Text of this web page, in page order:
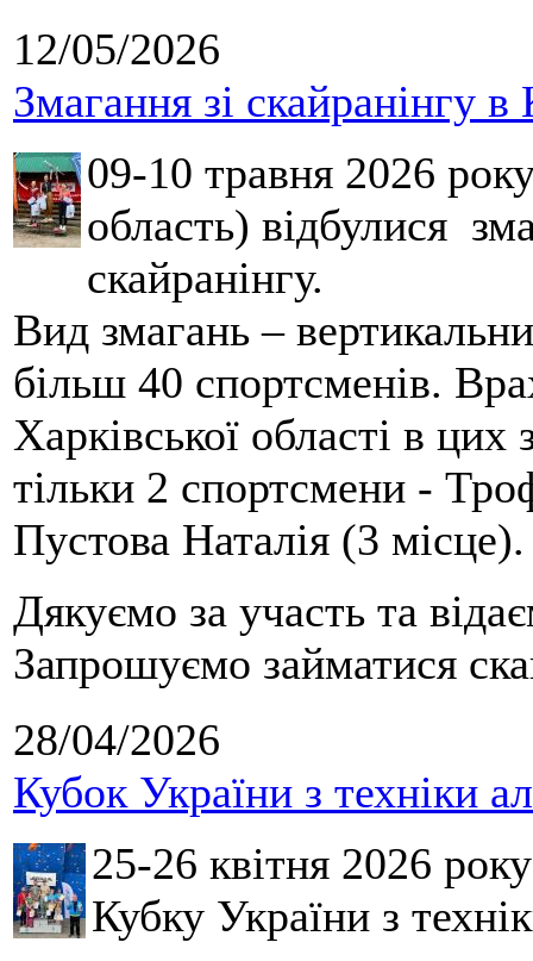
12/05/2026
Змагання зі скайранінгу в
09-10 травня 2026
область) відбулися
скайранінгу.
Вид змагань –
більш 40 спортсменів.
Харківської області в
тільки 2 спортсмени -
Пустова Наталія (3 місце).
Дякуємо за участь та
Запрошуємо займатися
28/04/2026
Кубок України з техніки
25-26 квітня 2026
Кубку України з